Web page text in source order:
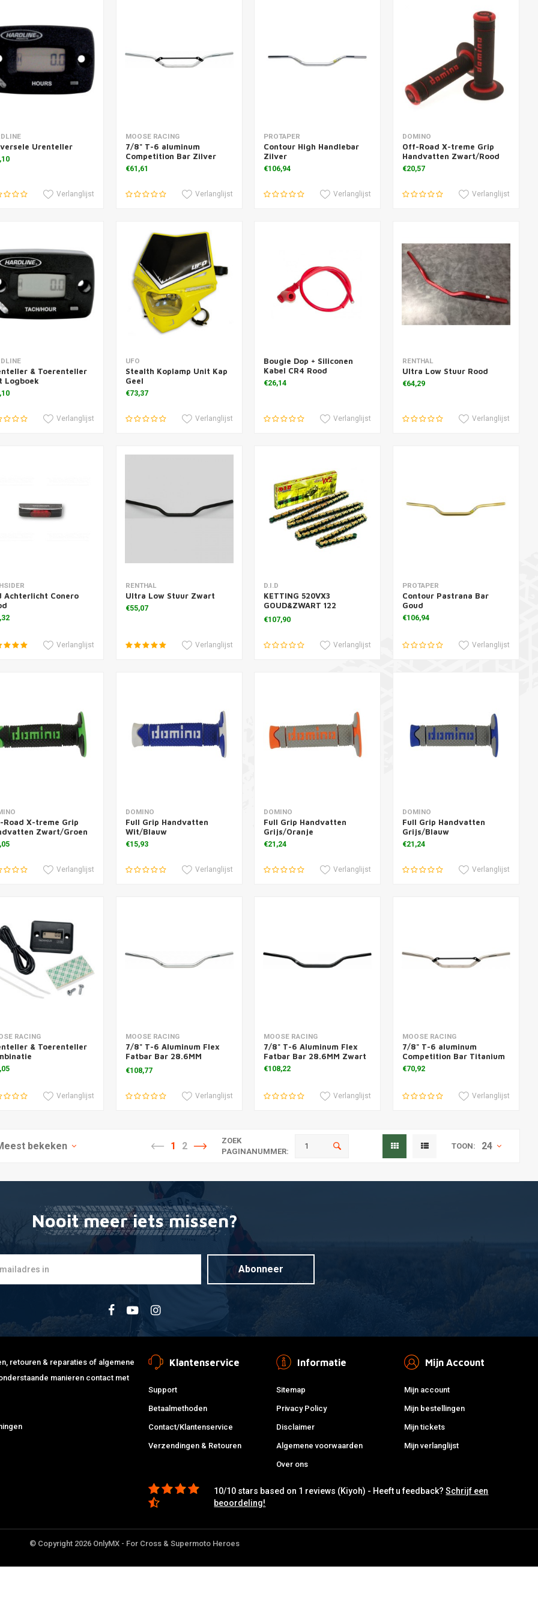
aan winkelwagen
Urenteller
Verlanglijst
Toevoegen aan winkelwagen
MOOSE RACING
7/8" T-6 aluminum
Competition Bar Zilver
€61,61
Verlanglijst
Toevoegen aan winkelwagen
PROTAPER
Contour High Handlebar
Zilver
€106,94
Verlanglijst
Toevoegen aan winkelwagen
DOMINO
Off-Road X-treme Grip
Handvatten Zwart/Rood
€20,57
Verlanglijst
aan winkelwagen
& Toerenteller
Logboek
Verlanglijst
Toevoegen aan winkelwagen
UFO
Stealth Koplamp Unit Kap
Geel
€73,37
Verlanglijst
Toevoegen aan winkelwagen
Bougie Dop + Siliconen
Kabel CR4 Rood
€26,14
Verlanglijst
Toevoegen aan winkelwagen
RENTHAL
Ultra Low Stuur Rood
€64,29
Verlanglijst
aan winkelwagen
Achterlicht Conero
Verlanglijst
Toevoegen aan winkelwagen
RENTHAL
Ultra Low Stuur Zwart
€55,07
Verlanglijst
Toevoegen aan winkelwagen
D.I.D
KETTING 520VX3
GOUD&ZWART 122
DRUKCLIP
€107,90
Verlanglijst
Toevoegen aan winkelwagen
PROTAPER
Contour Pastrana Bar
Goud
€106,94
Verlanglijst
aan winkelwagen
Road X-treme Grip
Zwart/Groen
Verlanglijst
Toevoegen aan winkelwagen
DOMINO
Full Grip Handvatten
Wit/Blauw
€15,93
Verlanglijst
Toevoegen aan winkelwagen
DOMINO
Full Grip Handvatten
Grijs/Oranje
€21,24
Verlanglijst
Toevoegen aan winkelwagen
DOMINO
Full Grip Handvatten
Grijs/Blauw
€21,24
Verlanglijst
aan winkelwagen
RACING
& Toerenteller
Verlanglijst
Toevoegen aan winkelwagen
MOOSE RACING
7/8" T-6 Aluminum Flex
Fatbar Bar 28.6MM
Titanium
€108,77
Verlanglijst
Toevoegen aan winkelwagen
MOOSE RACING
7/8" T-6 Aluminum Flex
Fatbar Bar 28.6MM Zwart
€108,22
Verlanglijst
Toevoegen aan winkelwagen
MOOSE RACING
7/8" T-6 aluminum
Competition Bar Titanium
€70,92
Verlanglijst
bekeken 1 2
ZOEK
PAGINANUMMER:
TOON: 24
Nooit meer iets missen?
Abonneer
retouren & reparaties of algemene
manieren contact met
Klantenservice
Support
Betaalmethoden
Contact/Klantenservice
Verzendingen & Retouren
Informatie
Sitemap
Privacy Policy
Disclaimer
Algemene voorwaarden
Over ons
Mijn Account
Mijn account
Mijn bestellingen
Mijn tickets
Mijn verlanglijst
10/10 stars based on 1 reviews (Kiyoh) - Heeft u feedback?Schrijf een
beoordeling!
© Copyright 2026 OnlyMX - For Cross & Supermoto Heroes